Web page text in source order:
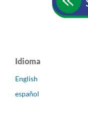
Idioma
English
español